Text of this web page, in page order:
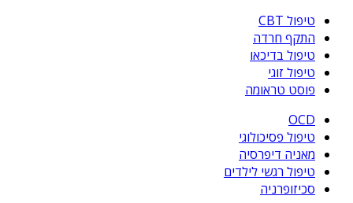
טיפול CBT
התקף חרדה
טיפול בדיכאו
טיפול זוגי
פוסט טראומה
OCD
טיפול פסיכולוגי
מאניה דיפרסיה
טיפול רגשי לילדים
סכיזופרניה